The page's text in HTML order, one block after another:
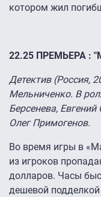
котором жил
22.25 ПРЕМЬЕРА :
Детектив (Россия,
Мельниченко. В
Берсенева,
Олег Примогенов.
Во время игры в
из игроков
долларов. Часы
дешевой